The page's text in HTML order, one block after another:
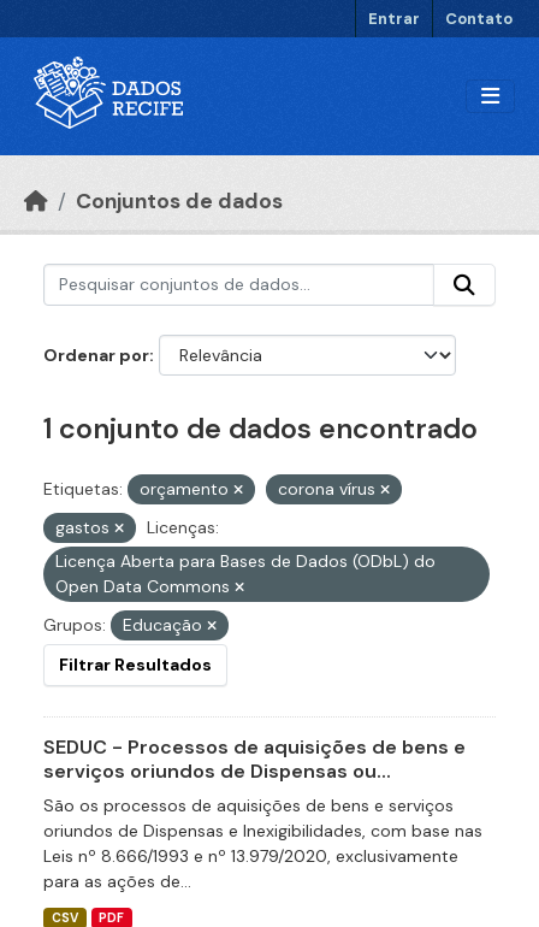
Entrar Contato
Conjuntos de dados
Ordenar por
1 conjunto de dados encontrado
Etiquetas: orçamento
corona vírus
gastos
Licenças:
Licença Aberta para Bases de Dados (ODbL) do
Open Data Commons
Grupos:
Educação
Filtrar Resultados
SEDUC - Processos de aquisições de bens e
serviços oriundos de Dispensas ou...
São os processos de aquisições de bens e serviços
oriundos de Dispensas e Inexigibilidades, com base nas
Leis nº 8.666/1993 e nº 13.979/2020, exclusivamente
para as ações de...
CSV PDF